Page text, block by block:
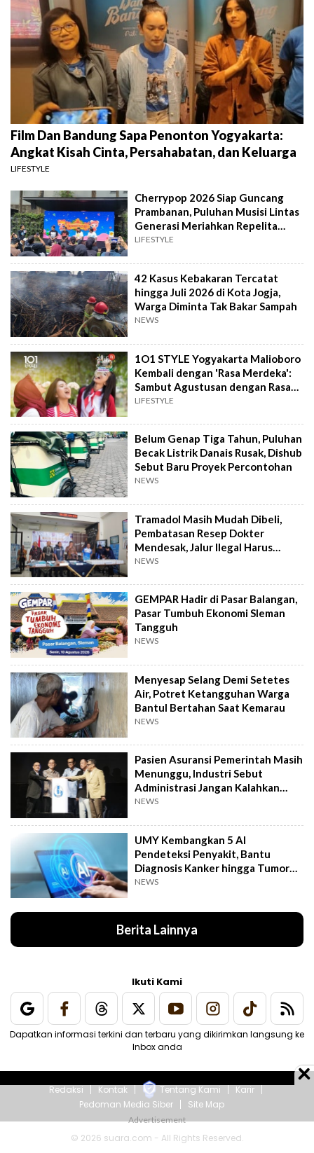
Film Dan Bandung Sapa Penonton Yogyakarta:
Angkat Kisah Cinta, Persahabatan, dan Keluarga
LIFESTYLE
Cherrypop 2026 Siap Guncang
Prambanan, Puluhan Musisi Lintas
Generasi Meriahkan Repelita
Musik
LIFESTYLE
42 Kasus Kebakaran Tercatat
hingga Juli 2026 di Kota Jogja,
Warga Diminta Tak Bakar Sampah
NEWS
1O1 STYLE Yogyakarta Malioboro
Kembali dengan 'Rasa Merdeka':
Sambut Agustusan dengan Rasa
dan Tawa
LIFESTYLE
Belum Genap Tiga Tahun, Puluhan
Becak Listrik Danais Rusak, Dishub
Sebut Baru Proyek Percontohan
NEWS
Tramadol Masih Mudah Dibeli,
Pembatasan Resep Dokter
Mendesak, Jalur Ilegal Harus
Distop
NEWS
GEMPAR Hadir di Pasar Balangan,
Pasar Tumbuh Ekonomi Sleman
Tangguh
NEWS
Menyesap Selang Demi Setetes
Air, Potret Ketangguhan Warga
Bantul Bertahan Saat Kemarau
NEWS
Pasien Asuransi Pemerintah Masih
Menunggu, Industri Sebut
Administrasi Jangan Kalahkan
Kemanusiaan
NEWS
UMY Kembangkan 5 AI
Pendeteksi Penyakit, Bantu
Diagnosis Kanker hingga Tumor
Otak Lebih Cepat
NEWS
Berita Lainnya
Ikuti Kami
Dapatkan informasi terkini dan terbaru yang dikirimkan langsung ke
Inbox anda
Redaksi Kontak Tentang Kami
Karir
Pedoman Media Siber
Site Map
© 2026 suara.com - All Rights Reserved.